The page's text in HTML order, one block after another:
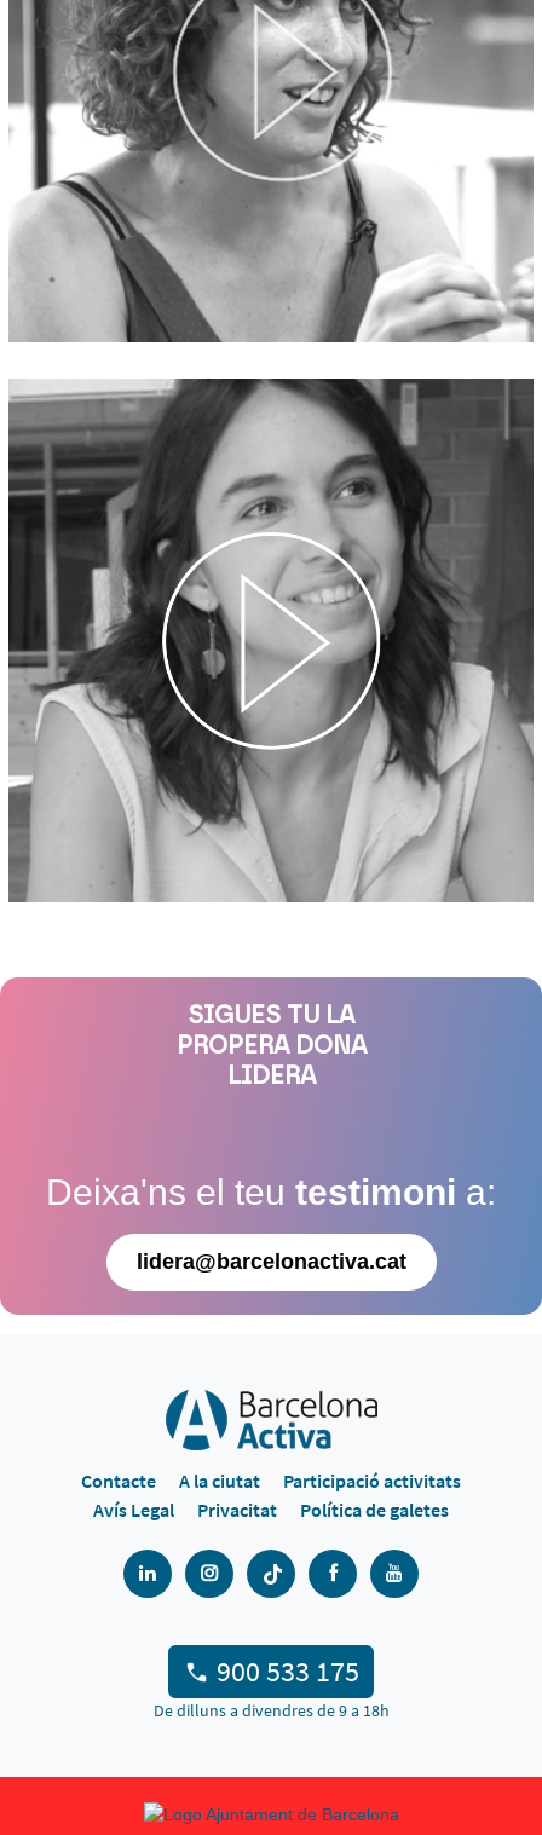
SIGUES TU LA
PROPERA DONA
LIDERA
Deixa'ns el teu testimoni a:
lidera@barcelonactiva.cat
Contacte A la ciutat
Participació activitats
Avís Legal
Privacitat Política de galetes
900 533 175
De dilluns a divendres de 9 a 18h